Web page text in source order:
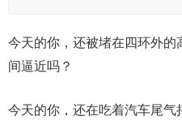
今天的你，还被堵在四环外
间逼近吗？
今天的你，还在吃着汽车尾气